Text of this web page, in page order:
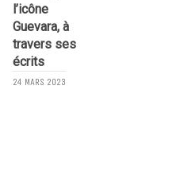
l’icône
Guevara, à
travers ses
écrits
24 MARS 2023